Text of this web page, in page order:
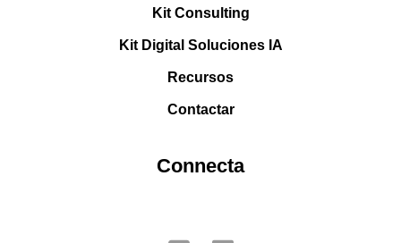
Kit Consulting
Kit Digital Soluciones IA
Recursos
Contactar
Connecta